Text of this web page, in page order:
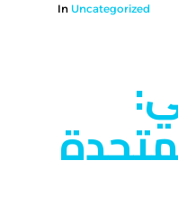
In Uncategorized